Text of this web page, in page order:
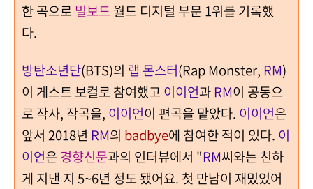
한 곡으로빌보드월드 디지털 부문 1위를 기록했
다.
방탄소년단(BTS)의 랩 몬스터(Rap Monster, RM)
이 게스트 보컬로 참여했고 이이언과RM이 공동으
로 작사, 작곡을, 이이언이 편곡을 맡았다. 이이언은
앞서 2018년 RM의 badbye에 참여한 적이 있다. 이
이언은 경향신문과의 인터뷰에서 "RM씨와는 친하
게 지낸 지 5~6년 정도 됐어요. 첫 만남이 재밌었어